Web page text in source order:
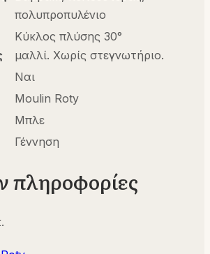
πολυπροπυλένιο
Κύκλος πλύσης 30°
μαλλί. Χωρίς στεγνωτήριο.
Ναι
Moulin Roty
Μπλε
Γέννηση
πληροφορίες